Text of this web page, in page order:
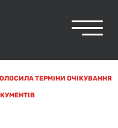
ТЕРМІНИ ОЧІКУВАННЯ